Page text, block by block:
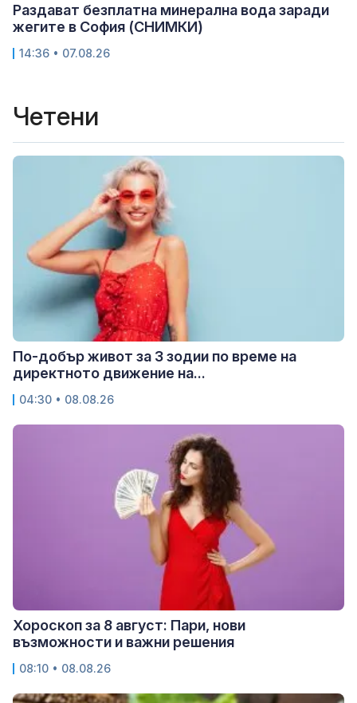
Раздават безплатна минерална вода заради
жегите в София (СНИМКИ)
14:36 • 07.08.26
Четени
По-добър живот за 3 зодии по време на
директното движение на...
04:30 • 08.08.26
Хороскоп за 8 август: Пари, нови
възможности и важни решения
08:10 • 08.08.26